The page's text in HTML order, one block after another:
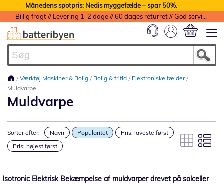
Månedens spotpris: Nedis myggefælde – spar 50%.
Billig fragt // Levering 1-2 dage // 60 dages returret // God service med garanti
Værktøj Maskiner & Bolig Bolig & fritid
Elektroniske fælder
Muldvarpe
Muldvarpe
Sorter efter: Navn Popularitet
Pris: laveste først
Pris: højest først
Isotronic Elektrisk Bekæmpelse af muldvarper drevet på solceller